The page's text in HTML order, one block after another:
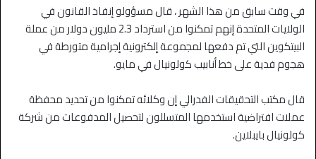
في وقت سابق من هذا الشهر ، قال مسؤولو إنفاذ القانون في
الولايات المتحدة إنهم تمكنوا من استرداد 2.3 مليون دولار من عملة
البيتكوين التي تم دفعها لمجموعة إلكترونية إجرامية متورطة في
هجوم فدية على خط أنابيب كولونيال في مايو.
قال مكتب التحقيقات الفدرالي إن وكلائه تمكنوا من تحديد محفظة
عملات افتراضية استخدمها المتسللون لتحصيل المدفوعات من شركة
كولونيال بايبلاين.